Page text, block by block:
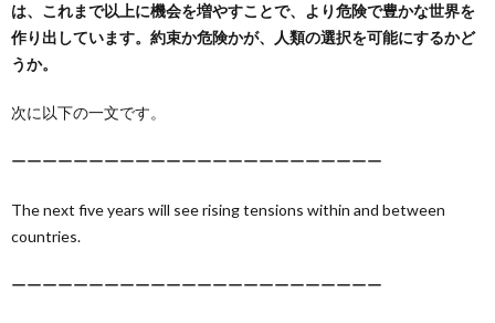
は、これまで以上に機会を増やすことで、より危険で豊かな世界を
作り出しています。約束か危険かが、人類の選択を可能にするかど
うか。
次に以下の一文です。
ーーーーーーーーーーーーーーーーーーーーーーーー
The next five years will see rising tensions within and between
countries.
ーーーーーーーーーーーーーーーーーーーーーーーー